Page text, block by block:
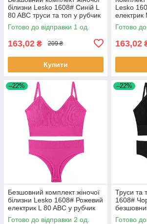
білизни Lesko 1608# Синій L
80 ABC труси та топ у рубчик
1 шт.
Готово до відправки 1 од.
163,02 ₴ 209 ₴
Купити
Lesko
електрик
рубчик
Готово
163,02
–22%
Безшовний комплект жіночої
білизни Lesko 1608# Рожевий
електрик L 80 ABC у рубчик
труси та топ 2 шт.
Готово до відправки 2 од.
–22%
Труси та
1608#
білизни 2
Готово